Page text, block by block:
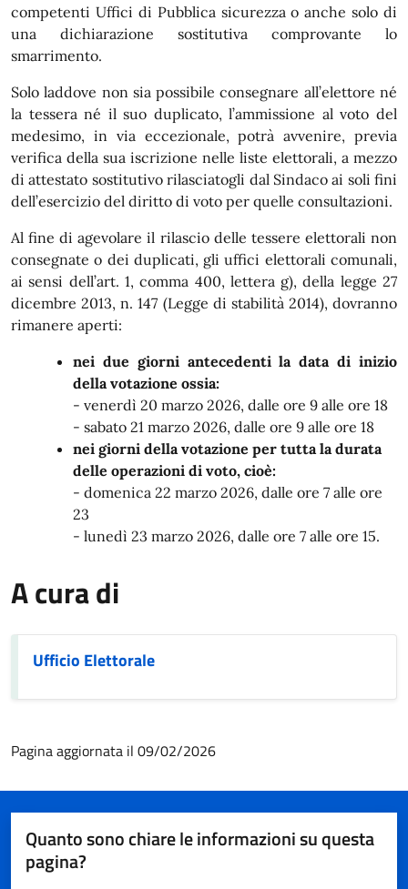
competenti Uffici di Pubblica sicurezza o anche solo di
una dichiarazione sostitutiva comprovante lo
smarrimento.
Solo laddove non sia possibile consegnare all’elettore né
la tessera né il suo duplicato, l’ammissione al voto del
medesimo, in via eccezionale, potrà avvenire, previa
verifica della sua iscrizione nelle liste elettorali, a mezzo
di attestato sostitutivo rilasciatogli dal Sindaco ai soli fini
dell’esercizio del diritto di voto per quelle consultazioni.
Al fine di agevolare il rilascio delle tessere elettorali non
consegnate o dei duplicati, gli uffici elettorali comunali,
ai sensi dell’art. 1, comma 400, lettera g), della legge 27
dicembre 2013, n. 147 (Legge di stabilità 2014), dovranno
rimanere aperti:
nei due giorni antecedenti la data di inizio
della votazione ossia:
- venerdì 20 marzo 2026, dalle ore 9 alle ore 18
- sabato 21 marzo 2026, dalle ore 9 alle ore 18
nei giorni della votazione per tutta la durata
delle operazioni di voto, cioè:
- domenica 22 marzo 2026, dalle ore 7 alle ore
23
- lunedì 23 marzo 2026, dalle ore 7 alle ore 15.
A cura di
Ufficio Elettorale
Pagina aggiornata il 09/02/2026
Quanto sono chiare le informazioni su questa
pagina?